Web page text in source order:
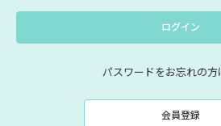
ログイン
パスワードをお忘れの方
会員登録